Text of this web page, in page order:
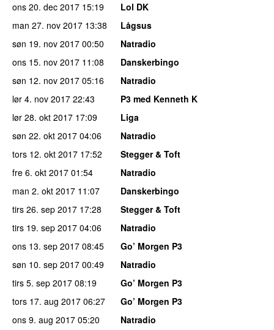
ons 20. dec 2017 15:19
Lol DK
man 27. nov 2017 13:38
Lågsus
søn 19. nov 2017 00:50
Natradio
ons 15. nov 2017 11:08
Danskerbingo
søn 12. nov 2017 05:16
Natradio
lør 4. nov 2017 22:43
P3 med Kenneth K
lør 28. okt 2017 17:09
Liga
søn 22. okt 2017 04:06
Natradio
tors 12. okt 2017 17:52
Stegger & Toft
fre 6. okt 2017 01:54
Natradio
man 2. okt 2017 11:07
Danskerbingo
tirs 26. sep 2017 17:28
Stegger & Toft
tirs 19. sep 2017 04:06
Natradio
ons 13. sep 2017 08:45
Go’ Morgen P3
søn 10. sep 2017 00:49
Natradio
tirs 5. sep 2017 08:19
Go’ Morgen P3
tors 17. aug 2017 06:27
Go’ Morgen P3
ons 9. aug 2017 05:20
Natradio